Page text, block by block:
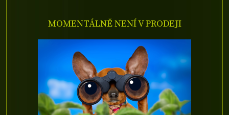
MOMENTÁLNĚ NENÍ V PRODEJI